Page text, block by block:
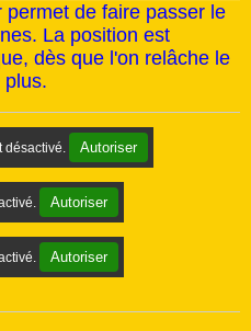
de faire passer le
La position est
dès que l'on relâche le
plus.
désactivé. Autoriser
Autoriser
Autoriser